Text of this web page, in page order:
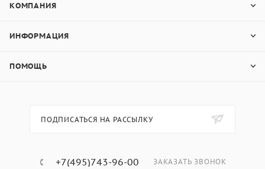
КОМПАНИЯ
ИНФОРМАЦИЯ
ПОМОЩЬ
ПОДПИСАТЬСЯ НА РАССЫЛКУ
+7(495)743-96-00 ЗАКАЗАТЬ ЗВОНОК